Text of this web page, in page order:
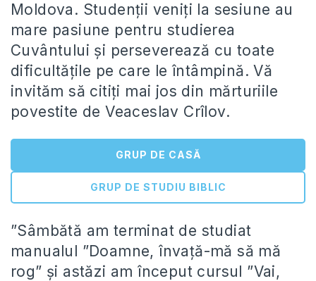
Moldova. Studenții veniți la sesiune au
mare pasiune pentru studierea
Cuvântului și perseverează cu toate
dificultățile pe care le întâmpină. Vă
invităm să citiți mai jos din mărturiile
povestite de Veaceslav Crîlov.
GRUP DE CASĂ
GRUP DE STUDIU BIBLIC
”Sâmbătă am terminat de studiat
manualul ”Doamne, învață-mă să mă
rog” și astăzi am început cursul ”Vai,